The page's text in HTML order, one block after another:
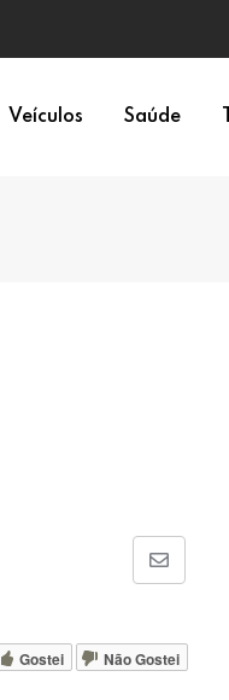
Veículos Saúde
Share
Email
Gostei Não Gostei